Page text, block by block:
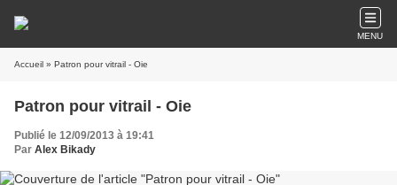
MENU
Accueil » Patron pour vitrail - Oie
Patron pour vitrail - Oie
Publié le 12/09/2013 à 19:41
Par Alex Bikady